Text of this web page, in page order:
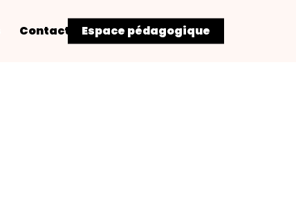
Contact Espace pédagogique